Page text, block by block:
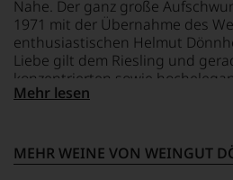
zu
unterstreichen,
auf
welch
hohem
Niveau
bewegt.
9,3 g/L
LAGERPOTENTIAL
2031
Nahe. Der ganz große
1971 mit der Übernahme des
enthusiastischen Helmut
Liebe gilt dem Riesling und
konzentrierten sowie
Sorte hat er die Nahe quasi
Mehr lesen
MEHR WEINE VON WEINGUT